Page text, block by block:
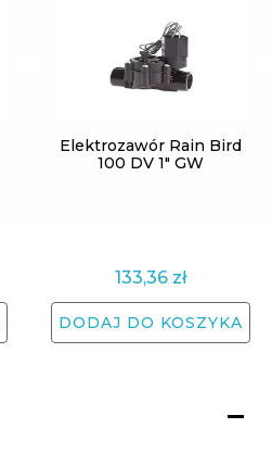
Elektrozawór Rain Bird
100 DV 1" GW
133,36 zł
DODAJ DO KOSZYKA